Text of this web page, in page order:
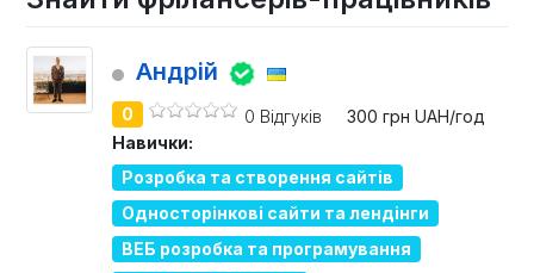
Андрій
0 0 Відгуків
300 грн UAH/год
Навички:
Розробка та створення сайтів
Односторінкові сайти та лендінги
ВЕБ розробка та програмування